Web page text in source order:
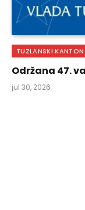
TUZLANSKI KANTON
Održana 47.
jul 30, 2026